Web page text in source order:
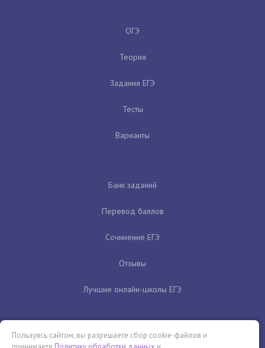
ОГЭ
Теория
Задания ЕГЭ
Тесты
Варианты
Банк заданий
Перевод баллов
Сочинение ЕГЭ
Отзывы
Лучшие онлайн-школы ЕГЭ
Пользуясь сайтом, вы разрешаете сбор cookie-файлов и